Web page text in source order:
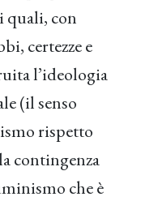
quali, con
certezze e
l’ideologia
(il senso
rispetto
contingenza
che è